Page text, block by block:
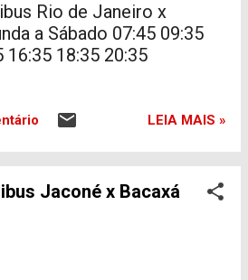
Rio de Janeiro x
a Sábado 07:45 09:35
16:35 18:35 20:35
LEIA MAIS »
Jaconé x Bacaxá